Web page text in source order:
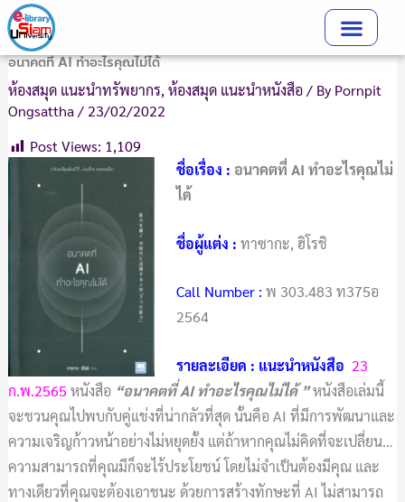
Skip
to
content
อนาคตที่ AI ทำอะไรคุณไม่ได้
ห้องสมุด แนะนำทรัพยากร, ห้องสมุด แนะนำหนังสือ/ By Pornpit
Ongsattha/ 23/02/2022
Post Views: 1,109
ชื่อเรื่อง : อนาคตที่ AI ทำอะไรคุณไม่
ได้
ชื่อผู้แต่ง : ทาซากะ, ฮิโรชิ
Call Number : พ 303.483 ท375อ
2564
รายละเอียด : แนะนำหนังสือ 23
ก.พ.2565 หนังสือ“อนาคตที่ AI ทำอะไรคุณไม่ได้ ” หนังสือเล่มนี้
จะชวนคุณไปพบกับคู่แข่งที่น่ากลัวที่สุด นั้นคือAI ที่มีการพัฒนาและ
ความเจริญก้าวหน้าอย่างไม่หยุดยั้ง แต่ถ้าหากคุณไม่คิดที่จะเปลี่ยน…
ความสามารถที่คุณมีก็จะไร้ประโยชน์ โดยไม่จำเป็นต้องมีคุณ และ
ทางเดียวที่คุณจะต้องเอาชนะ ด้วยการสร้างทักษะที่ AI ไม่สามารถ